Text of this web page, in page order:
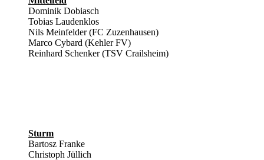
Dominik Dobiasch
Tobias Laudenklos
Nils Meinfelder (FC Zuzenhausen)
Marco Cybard (Kehler FV)
Reinhard Schenker (TSV Crailsheim)
Sturm
Bartosz Franke
Christoph Jüllich